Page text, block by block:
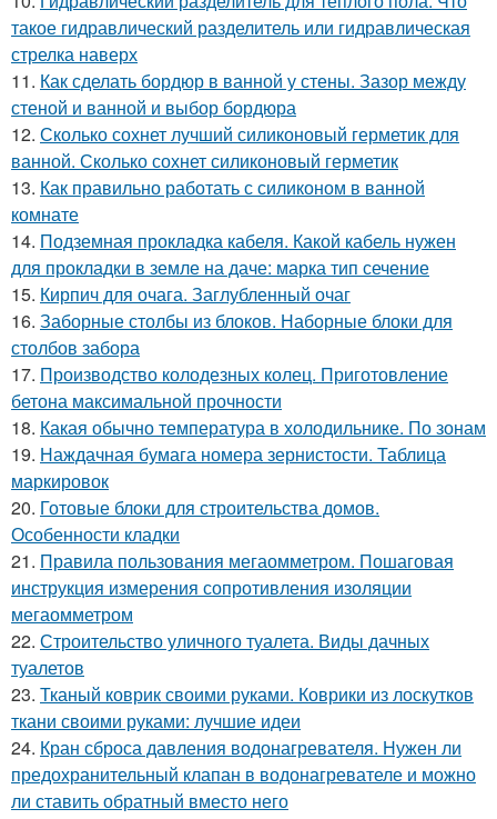
такое гидравлический разделитель или гидравлическая
стрелка наверх
11. Как сделать бордюр в ванной у стены. Зазор между
стеной и ванной и выбор бордюра
12. Сколько сохнет лучший силиконовый герметик для
ванной. Сколько сохнет силиконовый герметик
13. Как правильно работать с силиконом в ванной
комнате
14. Подземная прокладка кабеля. Какой кабель нужен
для прокладки в земле на даче: марка тип сечение
15. Кирпич для очага. Заглубленный очаг
16. Заборные столбы из блоков. Наборные блоки для
столбов забора
17. Производство колодезных колец. Приготовление
бетона максимальной прочности
18. Какая обычно температура в холодильнике. По зонам
19. Наждачная бумага номера зернистости. Таблица
маркировок
20. Готовые блоки для строительства домов.
Особенности кладки
21. Правила пользования мегаомметром. Пошаговая
инструкция измерения сопротивления изоляции
мегаомметром
22. Строительство уличного туалета. Виды дачных
туалетов
23. Тканый коврик своими руками. Коврики из лоскутков
ткани своими руками: лучшие идеи
24. Кран сброса давления водонагревателя. Нужен ли
предохранительный клапан в водонагревателе и можно
ли ставить обратный вместо него